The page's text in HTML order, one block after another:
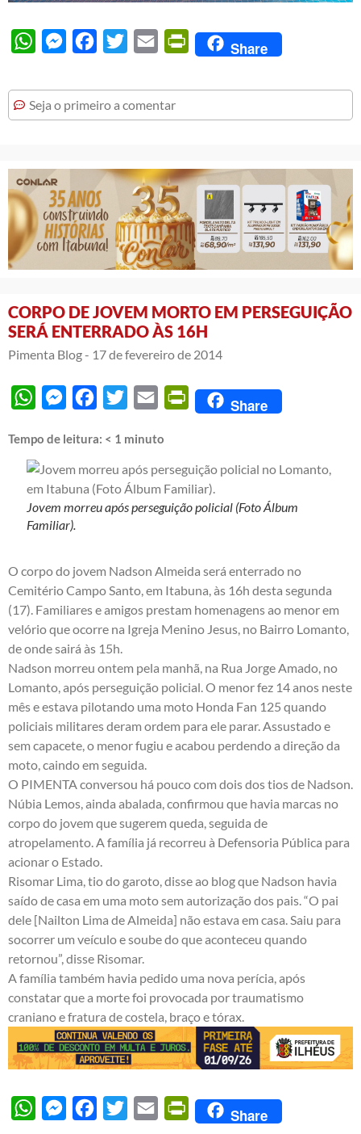
WhatsAppMessengerFacebook
Twitter Email PrintFriendly
Share
Seja o primeiro a comentar
CORPO DE JOVEM MORTO EM PERSEGUIÇÃO
SERÁ ENTERRADO ÀS 16H
Pimenta Blog - 17 de fevereiro de 2014
WhatsAppMessengerFacebook
Twitter Email PrintFriendly
Share
Tempo de leitura: < 1 minuto
Jovem morreu após perseguição policial (Foto Álbum
Familiar).
O corpo do jovem Nadson Almeida será enterrado no
Cemitério Campo Santo, em Itabuna, às 16h desta segunda
(17). Familiares e amigos prestam homenagens ao menor em
velório que ocorre na Igreja Menino Jesus, no Bairro Lomanto,
de onde sairá às 15h.
Nadson morreu ontem pela manhã, na Rua Jorge Amado, no
Lomanto, após perseguição policial. O menor fez 14 anos neste
mês e estava pilotando uma moto Honda Fan 125 quando
policiais militares deram ordem para ele parar. Assustado e
sem capacete, o menor fugiu e acabou perdendo a direção da
moto, caindo em seguida.
O PIMENTA conversou há pouco com dois dos tios de Nadson.
Núbia Lemos, ainda abalada, confirmou que havia marcas no
corpo do jovem que sugerem queda, seguida de
atropelamento. A família já recorreu à Defensoria Pública para
acionar o Estado.
Risomar Lima, tio do garoto, disse ao blog que Nadson havia
saído de casa em uma moto sem autorização dos pais. “O pai
dele [Nailton Lima de Almeida] não estava em casa. Saiu para
socorrer um veículo e soube do que aconteceu quando
retornou”, disse Risomar.
A família também havia pedido uma nova perícia, após
constatar que a morte foi provocada por traumatismo
craniano e fratura de costela, braço e tórax.
WhatsAppMessengerFacebook
Twitter Email PrintFriendly
Share